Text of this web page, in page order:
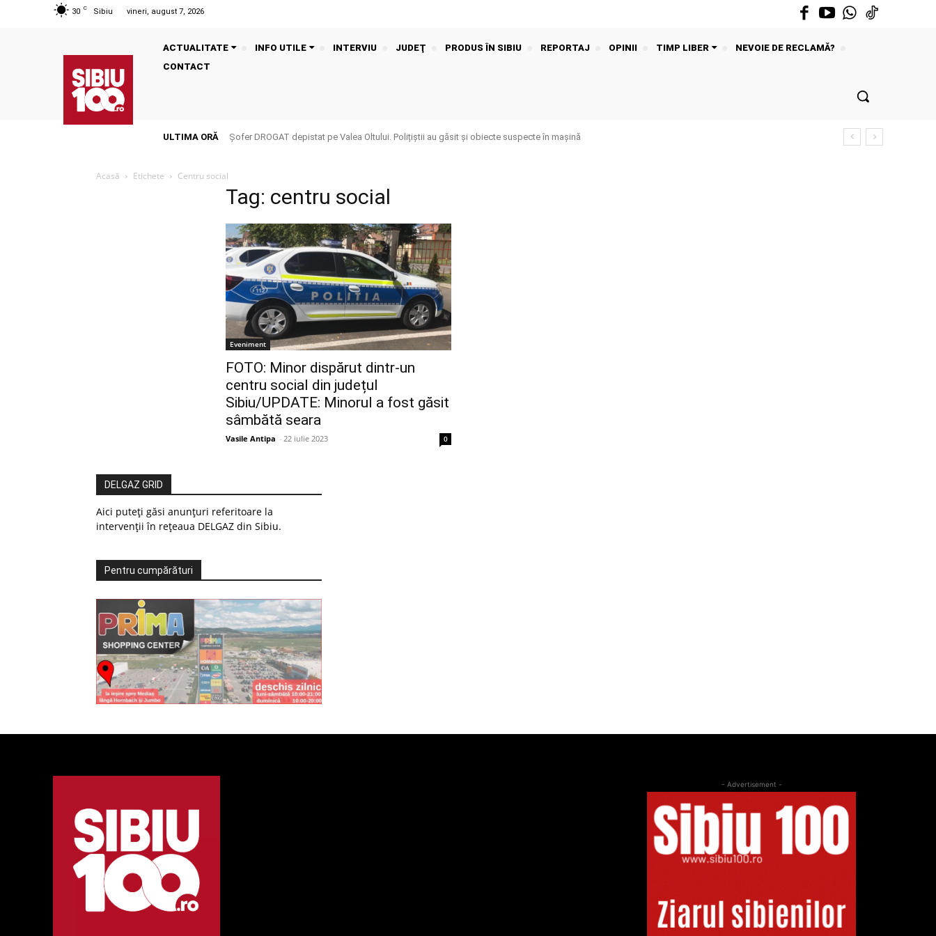
30 C Sibiu vineri, august 7, 2026
ACTUALITATE INFO UTILE INTERVIU JUDEŢ PRODUS ÎN SIBIU REPORTAJ OPINII TIMP LIBER
NEVOIE DE RECLAMĂ?
CONTACT
ULTIMA ORĂ Șofer DROGAT depistat pe Valea Oltului. Polițiștii au găsit și obiecte suspecte în mașină
Acasă Etichete Centru social
Tag: centru social
Eveniment
FOTO: Minor dispărut dintr-un
centru social din județul
Sibiu/UPDATE: Minorul a fost găsit
sâmbătă seara
Vasile Antipa - 22 iulie 2023 0
DELGAZ GRID
Aici puteți găsi anunțuri referitoare la
intervenții în rețeaua DELGAZ din Sibiu.
Pentru cumpărături
- Advertisement -